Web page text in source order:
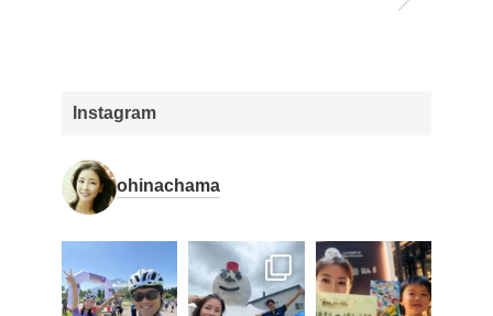
Instagram
ohinachama